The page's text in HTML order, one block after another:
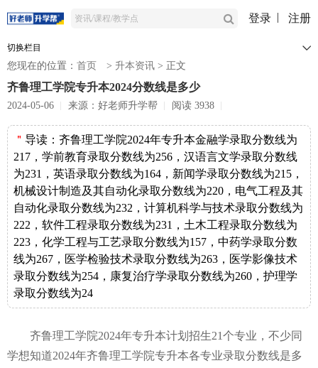
登录 注册
切换栏目
您现在的位置： 首页 > 升本资讯 > 正文
齐鲁理工学院专升本2024分数线是多少
2024-05-06 来源：好老师升学帮 阅读 3938
＂ 导读： 齐鲁理工学院2024年专升本金融学录取分数线为
217，学前教育录取分数线为256，汉语言文学录取分数线
为231，英语录取分数线为164，新闻学录取分数线为215，
机械设计制造及其自动化录取分数线为220，电气工程及其
自动化录取分数线为232，计算机科学与技术录取分数线为
222，软件工程录取分数线为231，土木工程录取分数线为
223，化学工程与工艺录取分数线为157，中药学录取分数
线为267，医学检验技术录取分数线为263，医学影像技术
录取分数线为254，康复治疗学录取分数线为260，护理学
录取分数线为24
齐鲁理工学院2024年专升本计划招生21个专业，不少同
学想知道2024年齐鲁理工学院专升本各专业录取分数线是多